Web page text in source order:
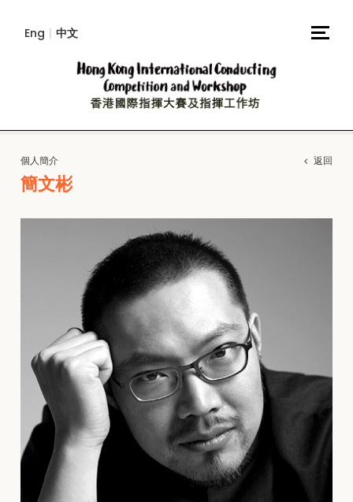
Eng | 中文
個人簡介 返回
簡文彬